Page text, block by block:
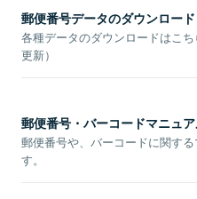
郵便番号データのダウンロード
各種データのダウンロードはこ
更新）
郵便番号・バーコードマニュ
郵便番号や、バーコードに関す
す。